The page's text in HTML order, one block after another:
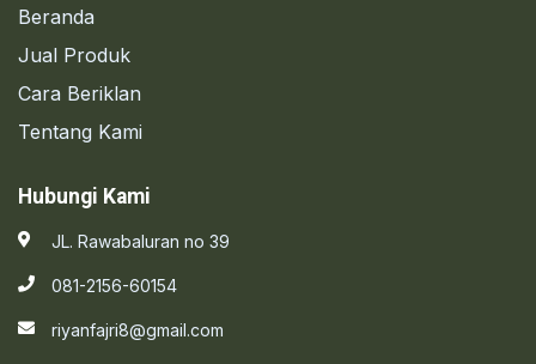
Beranda
Jual Produk
Cara Beriklan
Tentang Kami
Hubungi Kami
JL. Rawabaluran no 39
081-2156-60154
riyanfajri8@gmail.com